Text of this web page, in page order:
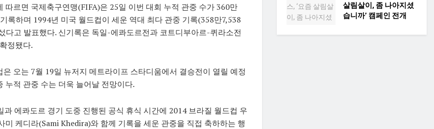
따르면 국제축구연맹(FIFA)은 25일 이번 대회 누적 관중 수가 360만
록하며 1994년 미국 월드컵이 세운 역대 최다 관중 기록(358만7,538
다고 발표했다. 신기록은 독일-에콰도르전과 코트디부아르-퀴라소전
정됐다.
은 오는 7월 19일 뉴저지 메트라이프 스타디움에서 결승전이 열릴 예정
누적 관중 수는 더욱 늘어날 전망이다.
과 에콰도르 경기 도중 진행된 공식 휴식 시간에 2014 브라질 월드컵 우
미 케디라(Sami Khedira)와 함께 기록을 세운 관중을 직접 축하하는 행
살림살이, 좀 나아지셨
습니까’ 캠페인 전개